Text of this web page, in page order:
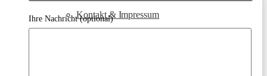
Kontakt & Impressum
Ihre Nachricht (optional)